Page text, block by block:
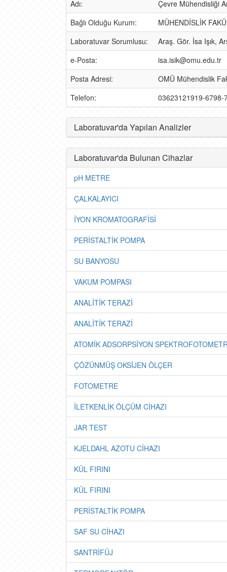
Adı:
Çevre Mühendisliği
Bağlı Olduğu Kurum:
MÜHENDİSLİK
Laboratuvar Sorumlusu:
Araş. Gör. İsa Işık,
e-Posta:
isa.isik@omu.edu.tr
Posta Adresi:
OMÜ Mühendislik
Telefon:
03623121919-6798-
Laboratuvar'da Yapılan Analizler
Laboratuvar'da Bulunan Cihazlar
pH METRE
ÇALKALAYICI
İYON KROMATOGRAFİSİ
PERİSTALTİK POMPA
SU BANYOSU
VAKUM POMPASI
ANALİTİK TERAZİ
ANALİTİK TERAZİ
ATOMİK ADSORPSİYON
ÇÖZÜNMÜŞ OKSİJEN ÖLÇER
FOTOMETRE
İLETKENLİK ÖLÇÜM CİHAZI
JAR TEST
KJELDAHL AZOTU CİHAZI
KÜL FIRINI
KÜL FIRINI
PERİSTALTİK POMPA
SAF SU CİHAZI
SANTRİFÜJ